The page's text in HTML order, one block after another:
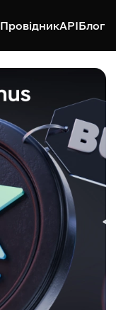
ПровідникAPIБлог